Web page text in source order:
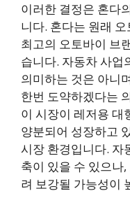
이러한 결정은 혼다
니다. 혼다는 원래
최고의 오토바이 브
습니다. 자동차 사업
의미하는 것은 아니
한번 도약하겠다는
이 시장이 레저용 대
양분되어 성장하고
시장 환경입니다. 자
축이 있을 수 있으나
려 보강될 가능성이